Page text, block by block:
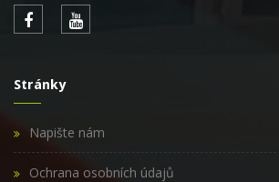
Stránky
Napište nám
Ochrana osobních údajů